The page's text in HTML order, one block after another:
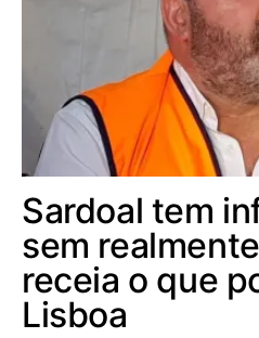
Sardoal tem
sem
receia o que
Lisboa